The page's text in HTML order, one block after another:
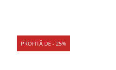
PROFITĂ DE - 25%